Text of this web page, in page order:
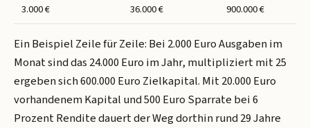
3.000 €
36.000 € 900.000 €
Ein Beispiel Zeile für Zeile: Bei 2.000 Euro Ausgaben im
Monat sind das 24.000 Euro im Jahr, multipliziert mit 25
ergeben sich 600.000 Euro Zielkapital. Mit 20.000 Euro
vorhandenem Kapital und 500 Euro Sparrate bei 6
Prozent Rendite dauert der Weg dorthin rund 29 Jahre